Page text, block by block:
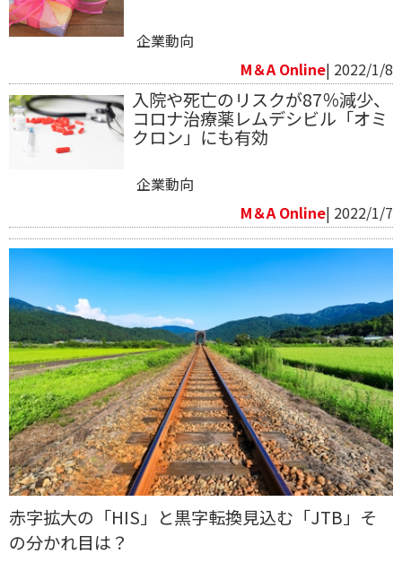
企業動向
M＆A Online| 2022/1/8
入院や死亡のリスクが87％減少、
コロナ治療薬レムデシビル「オミ
クロン」にも有効
企業動向
M＆A Online| 2022/1/7
赤字拡大の「HIS」と黒字転換見込む「JTB」そ
の分かれ目は？